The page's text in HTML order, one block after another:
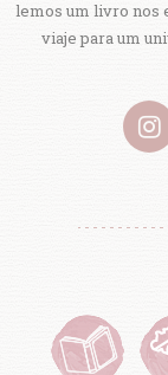
lemos um livro nos
viaje para um